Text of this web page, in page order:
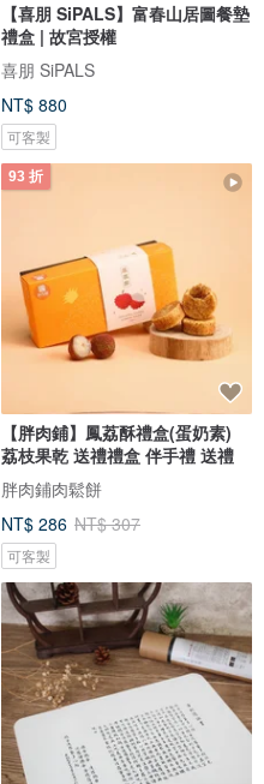
【喜朋 SiPALS】富春山居圖餐墊
禮盒 | 故宮授權
喜朋 SiPALS
NT$ 880
可客製
93 折
【胖肉鋪】鳳荔酥禮盒(蛋奶素)
荔枝果乾 送禮禮盒 伴手禮 送禮
胖肉鋪肉鬆餅
NT$ 286 NT$ 307
可客製